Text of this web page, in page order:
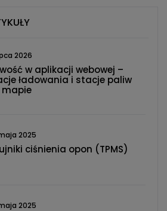
2026
w aplikacji webowej –
ładowania i stacje paliw
mapie
2025
ciśnienia opon (TPMS)
2025